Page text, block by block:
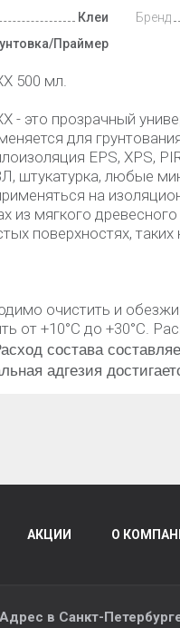
Клеи
Праймер
Бренд
500 мл.
- это прозрачный
для
EPS, XPS,
штукатурка, любые
на
из мягкого
поверхностях,
очистить и
от +10°C до +30°C.
состава
адгезия
АКЦИИ О
Адрес в Санкт-